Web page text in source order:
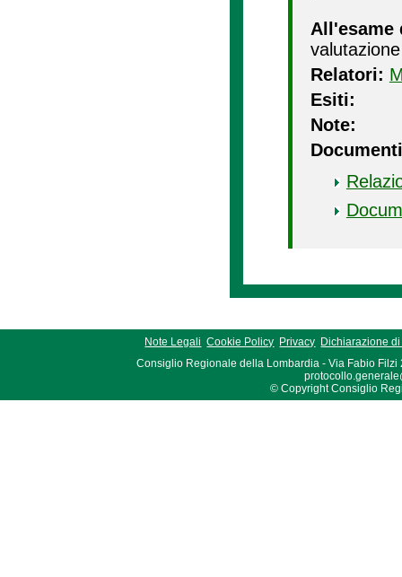
All'esame
valutazione
Relatori:
Esiti:
Note:
Note Legali Cookie Policy Privacy Dichiarazione
Consiglio Regionale della Lombardia - Via Fabio Filzi
© Copyright Consiglio